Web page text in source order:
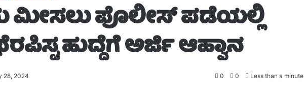
ಮೀಸಲು ಪೊಲೀಸ್‌ ಪಡೆಯಲ್ಲಿ
ಹುದ್ದೆಗೆ ಅರ್ಜಿ ಆಹ್ವಾನ
28, 2024 0 0 Less than a minute